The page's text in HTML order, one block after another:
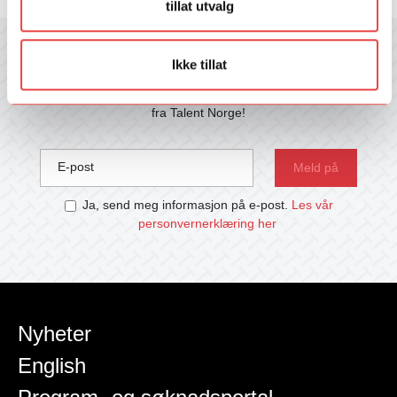
tillat utvalg
Ikke tillat
Motta nyhetsbrev fra Talent Norge
Hold deg oppdatert med våre jevnlige nyhetsbrev med siste nytt
fra Talent Norge!
E-post
Ja, send meg informasjon på e-post. Les vår
personvernerklæring her
Nyheter
English